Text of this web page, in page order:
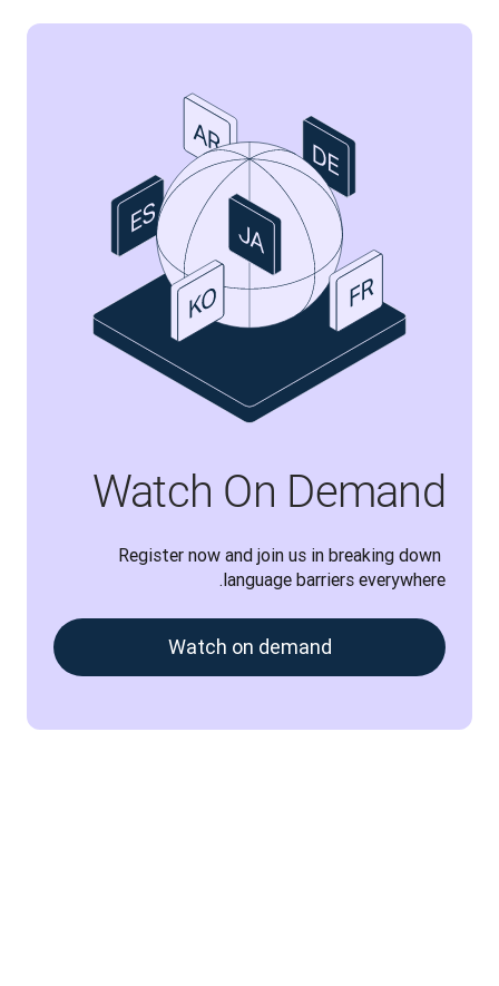
Watch On Demand
Register now and join us in breaking down
language barriers everywhere.
Watch on demand